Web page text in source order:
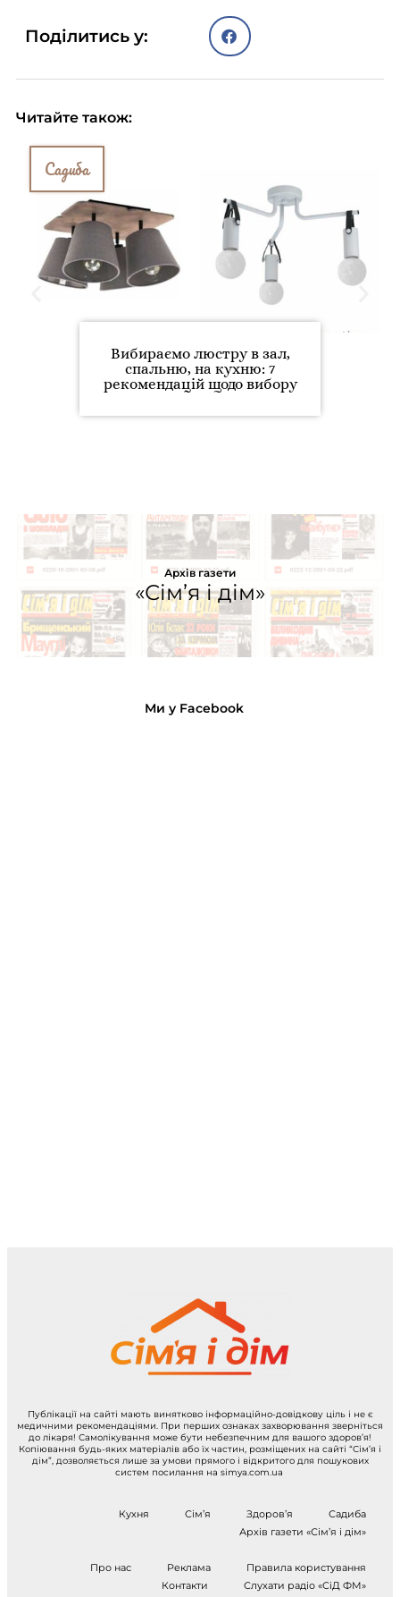
Поділитись у:
Читайте також:
Садиба
Вибираємо люстру в зал,
спальню, на кухню: 7
рекомендацій щодо вибору
Архів газети
«Сім’я і дім»
Ми у Facebook
Публікації на сайті мають винятково інформаційно-довідкову ціль і не є
медичними рекомендаціями. При перших ознаках захворювання зверніться
до лікаря! Самолікування може бути небезпечним для вашого здоров’я!
Копіювання будь-яких матеріалів або їх частин, розміщених на сайті “Сім’я і
дім”, дозволяється лише за умови прямого і відкритого для пошукових
систем посилання на simya.com.ua
Кухня Сім’я Здоров’я
Садиба
Архів газети «Сім’я і дім»
Про нас Реклама
Правила користування
Контакти
Слухати радіо «СіД ФМ»